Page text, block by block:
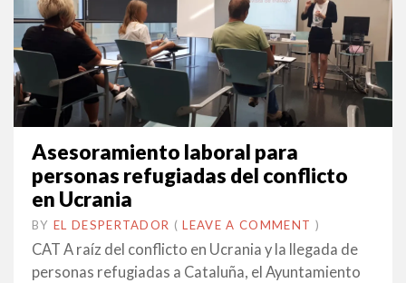
Asesoramiento laboral para
personas refugiadas del conflicto
en Ucrania
BY EL DESPERTADOR ON
14
JUNY
•(LEAVE A COMMENT )
CAT A raíz del conflicto en Ucrania y la llegada de
personas refugiadas a Cataluña, el Ayuntamiento